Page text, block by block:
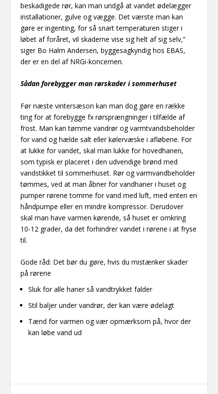
beskadigede rør, kan man undgå at vandet ødelægger
installationer, gulve og vægge. Det værste man kan
gøre er ingenting, for så snart temperaturen stiger i
løbet af foråret, vil skaderne vise sig helt af sig selv,”
siger Bo Halm Andersen, byggesagkyndig hos EBAS,
der er en del af NRGi-koncernen.
Sådan forebygger man rørskader i sommerhuset
Før næste vintersæson kan man dog gøre en række
ting for at forebygge fx rørsprængninger i tilfælde af
frost. Man kan tømme vandrør og varmtvandsbeholder
for vand og hælde salt eller kølervæske i afløbene. For
at lukke for vandet, skal man lukke for hovedhanen,
som typisk er placeret i den udvendige brønd med
vandstikket til sommerhuset. Rør og varmvandbeholder
tømmes, ved at man åbner for vandhaner i huset og
pumper rørene tomme for vand med luft, med enten en
håndpumpe eller en mindre kompressor. Derudover
skal man have varmen kørende, så huset er omkring
10-12 grader, da det forhindrer vandet i rørene i at fryse
til.
Gode råd: Det bør du gøre, hvis du mistænker skader
på rørene
Sluk for alle haner så vandtrykket falder
Stil baljer under vandrør, der kan være ødelagt
Tænd for varmen og vær opmærksom på, hvor der
kan løbe vand ud